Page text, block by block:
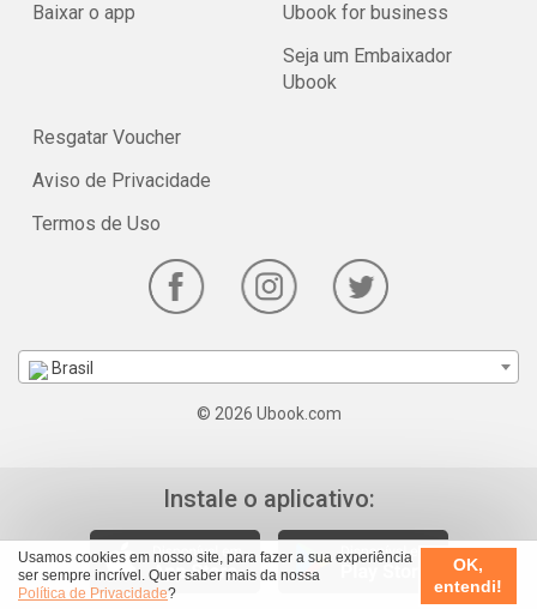
Usamos cookies em nosso site, para fazer a sua experiência
ser sempre incrível. Quer saber mais da nossa
Política de Privacidade?
OK,
entendi!
Baixar o app
Ubook for business
Seja um Embaixador
Ubook
Resgatar Voucher
Aviso de Privacidade
Termos de Uso
Brasil
© 2026 Ubook.com
Instale o aplicativo: